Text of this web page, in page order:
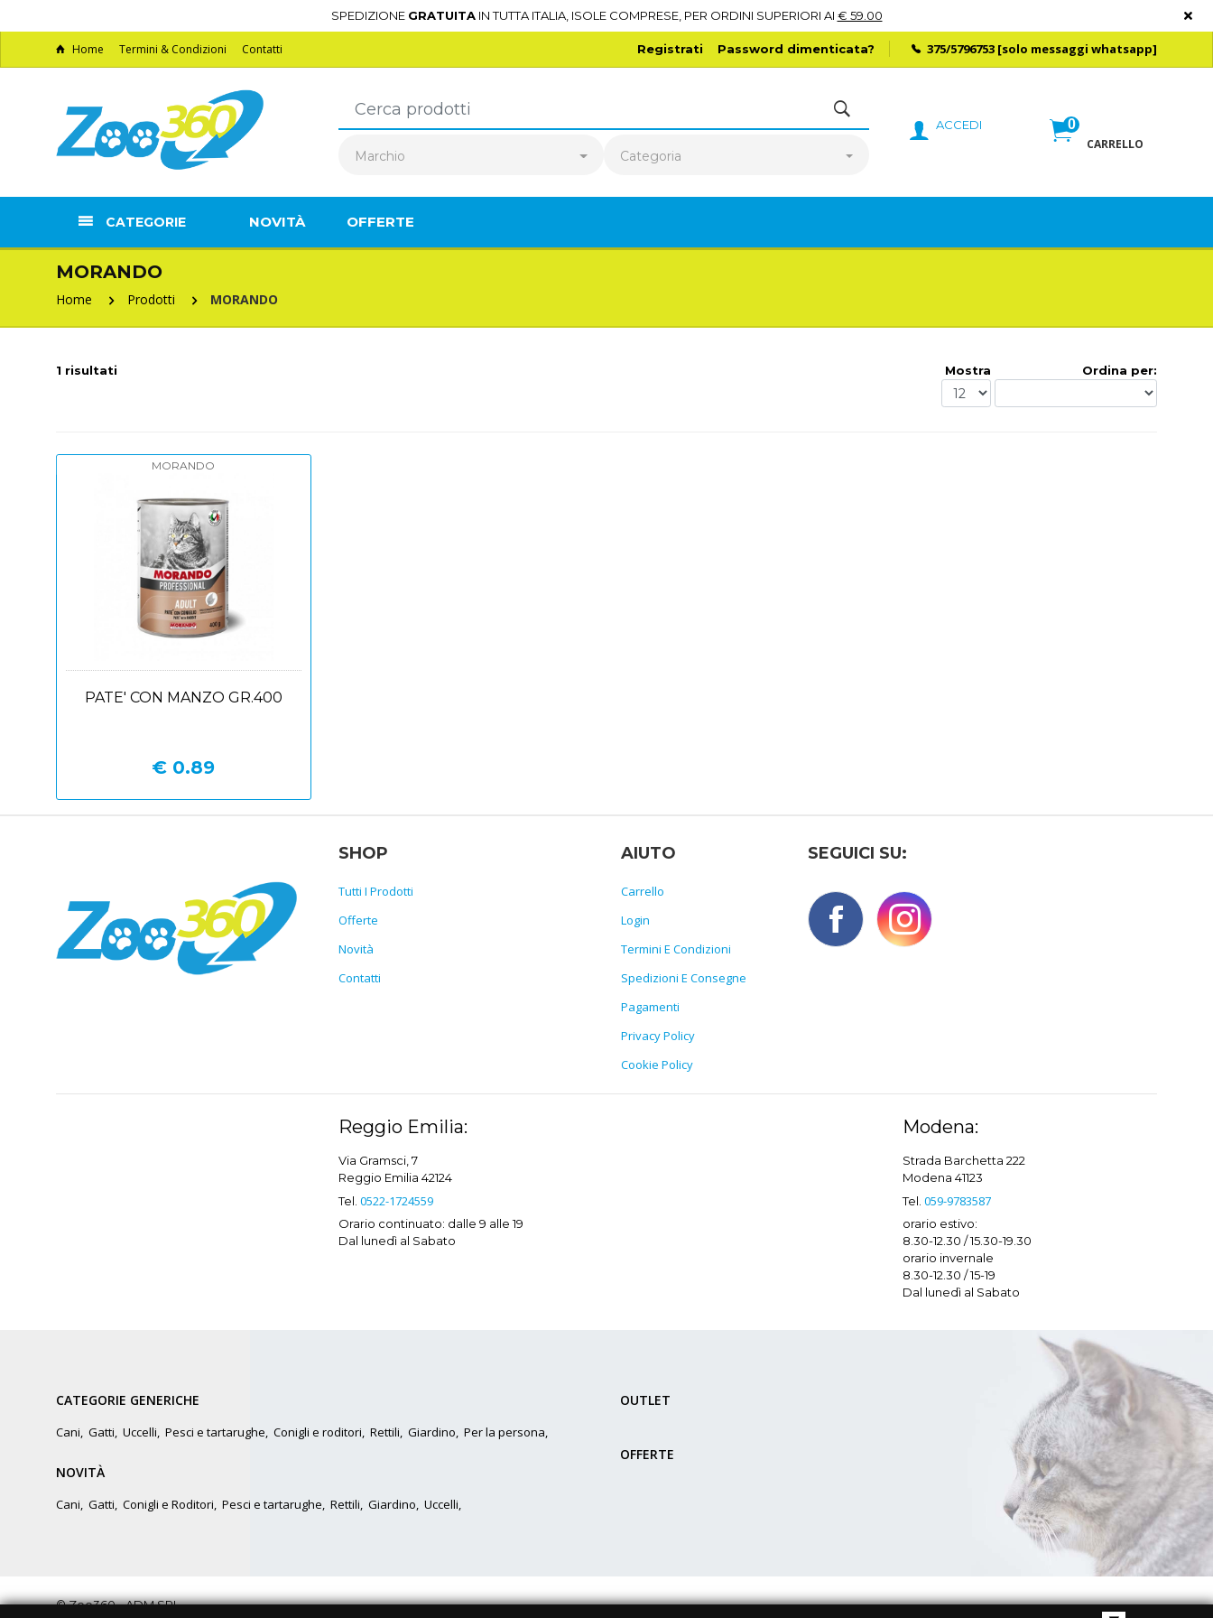
SPEDIZIONE GRATUITAIN TUTTA ITALIA, ISOLE COMPRESE, PER ORDINI SUPERIORI AI € 59.00
Home Termini & Condizioni Contatti 375/5796753 [solo messaggi whatsapp]
Password dimenticata?
Registrati
Marchio Categoria
ACCEDI
0
CARRELLO
CATEGORIE NOVITÀ OFFERTE
MORANDO
Home Prodotti MORANDO
1 risultati Mostra Ordina per:
MORANDO
PATE' CON MANZO GR.400
€ 0.89
SHOP
Tutti I Prodotti
Offerte
Novità
Contatti
AIUTO
Carrello
Login
Termini E Condizioni
Spedizioni E Consegne
Pagamenti
Privacy Policy
Cookie Policy
SEGUICI SU:
Reggio Emilia:
Via Gramsci, 7
Reggio Emilia 42124
Tel. 0522-1724559
Orario continuato: dalle 9 alle 19
Dal lunedì al Sabato
Modena:
Strada Barchetta 222
Modena 41123
Tel. 059-9783587
orario estivo:
8.30-12.30 / 15.30-19.30
orario invernale
8.30-12.30 / 15-19
Dal lunedì al Sabato
CATEGORIE GENERICHE
Cani, Gatti, Uccelli, Pesci e tartarughe, Conigli e roditori, Rettili, Giardino, Per la persona,
NOVITÀ
Cani, Gatti, Conigli e Roditori, Pesci e tartarughe, Rettili, Giardino, Uccelli,
OUTLET
OFFERTE
© Zoo360 - ADM SRL